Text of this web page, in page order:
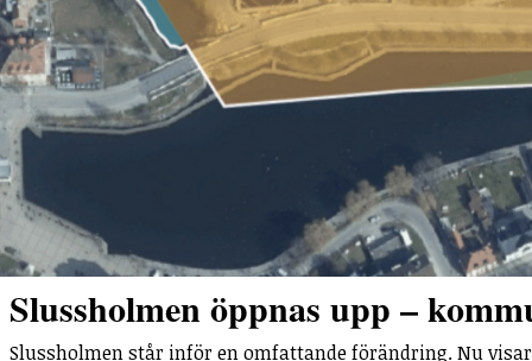
Slussholmen öppnas upp –
Slussholmen står inför en omfattande förändring. Nu